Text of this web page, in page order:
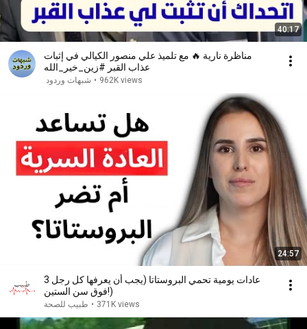
40:17
مناظرة نارية 🔥 مع تلميذ علي منصور الكيالي في إثبات
عذاب القبر #زين_خير_الله
شبهات وردود • 962K views
24:57
3 عادات يومية تحمي البروستاتا (يجب أن يعرفها كل رجل
فوق سن الستين!)
طبيب للصحة • 371K views